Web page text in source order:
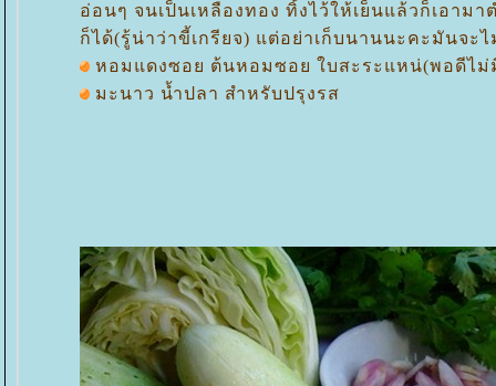
อ่อนๆ จนเป็นเหลืองทอง ทิ้งไว้ให้เย็นแล้วก็เอาม
ก็ได้(รู้น่าว่าขี้เกรียจ) แต่อย่าเก็บนานนะคะมันจะ
หอมแดงซอย ต้นหอมซอย ใบสะระแหน่(พอดีไม่
มะนาว น้ำปลา สำหรับปรุงรส